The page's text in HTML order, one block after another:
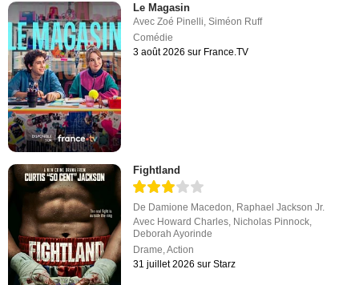
Le Magasin
AvecZoé Pinelli ,Siméon Ruff
Comédie
3 août 2026 sur France.TV
Fightland
De Damione Macedon, Raphael Jackson Jr.
Avec Howard Charles, Nicholas Pinnock,
Deborah Ayorinde
Drame,Action
31 juillet 2026 sur Starz